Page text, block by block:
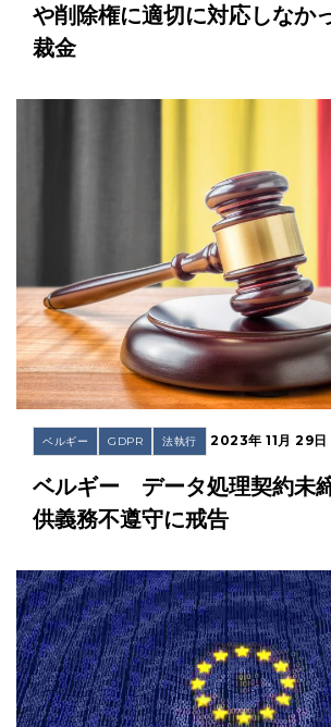
や削除権に適切に対応しなか
裁金
ベルギー GDPR 法執行 2023年 11月 29日
ベルギー データ処理契約未
供義務不遵守に戒告